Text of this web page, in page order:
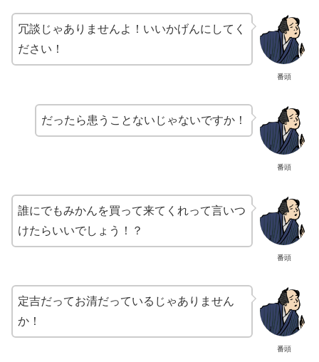
番頭
冗談じゃありませんよ！いいかげんにしてく
ださい！
番頭
だったら患うことないじゃないですか！
番頭
誰にでもみかんを買って来てくれって言いつ
けたらいいでしょう！？
番頭
定吉だってお清だっているじゃありません
か！